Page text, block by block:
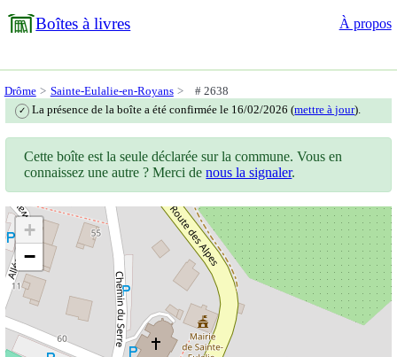
Boîtes à livres À propos
Drôme Sainte-Eulalie-en-Royans # 2638
✓ La présence de la boîte a été confirmée le 16/02/2026 (mettre à jour).
Cette boîte est la seule déclarée sur la commune. Vous en
connaissez une autre ? Merci denous la signaler.
+
−